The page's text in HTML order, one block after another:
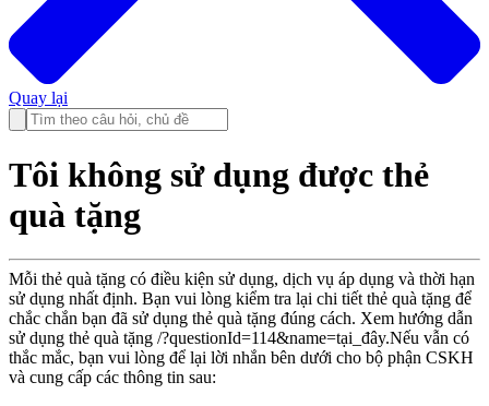
Quay lại
Tôi không sử dụng được thẻ
quà tặng
Mỗi thẻ quà tặng có điều kiện sử dụng, dịch vụ áp dụng và thời hạn
sử dụng nhất định. Bạn vui lòng kiểm tra lại chi tiết thẻ quà tặng để
chắc chắn bạn đã sử dụng thẻ quà tặng đúng cách. Xem hướng dẫn
sử dụng thẻ quà tặng /?questionId=114&name=tại_đây.Nếu vẫn có
thắc mắc, bạn vui lòng để lại lời nhắn bên dưới cho bộ phận CSKH
và cung cấp các thông tin sau: